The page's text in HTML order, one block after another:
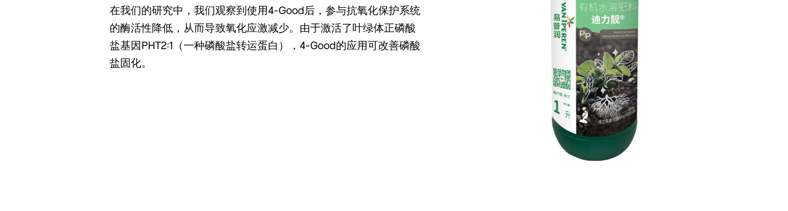
在我们的研究中，我们观察到使用4-Good后，参与抗氧化保护系统
的酶活性降低，从而导致氧化应激减少。由于激活了叶绿体正磷酸
盐基因PHT2:1（一种磷酸盐转运蛋白），4-Good的应用可改善磷酸
盐固化。